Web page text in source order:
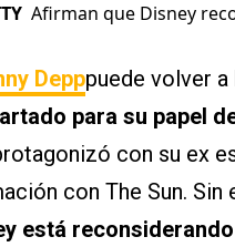
Afirman que Disney
Depppuede volver a
para su papel
con su ex
con The Sun. Sin
está